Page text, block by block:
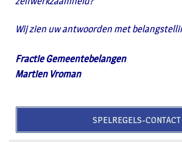
Wij zien uw antwoorden met
Fractie Gemeentebelangen
Martien Vroman
SPELREGELS-CONTACT